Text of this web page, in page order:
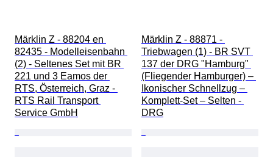
Märklin Z - 88204 en
82435 - Modelleisenbahn
(2) - Seltenes Set mit BR
221 und 3 Eamos der
RTS, Österreich, Graz -
RTS Rail Transport
Service GmbH
Märklin Z - 88871 -
Triebwagen (1) - BR SVT
137 der DRG "Hamburg"
(Fliegender Hamburger) –
Ikonischer Schnellzug –
Komplett-Set – Selten -
DRG